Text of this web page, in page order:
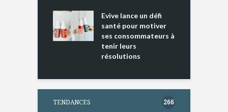
Evive lance un défi
santé pour motiver
ses consommateurs à
tenir leurs
résolutions
TENDANCES 266